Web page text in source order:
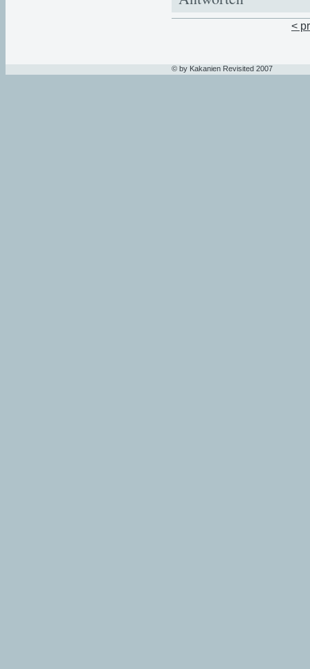
<
© by Kakanien Revisited 2007